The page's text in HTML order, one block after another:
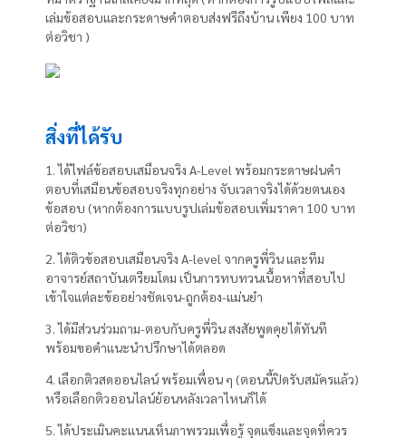
เล่มข้อสอบและกระดาษคำตอบส่งฟรีถึงบ้าน เพียง 100 บาท
ต่อวิชา )
สิ่งที่ได้รับ
1. ได้ไฟล์ข้อสอบเสมือนจริง A-Level พร้อมกระดาษฝนคำ
ตอบที่เสมือนข้อสอบจริงทุกอย่าง จับเวลาจริงได้ด้วยตนเอง
ข้อสอบ (หากต้องการแบบรูปเล่มข้อสอบเพิ่มราคา 100 บาท
ต่อวิชา)
2. ได้ติวข้อสอบเสมือนจริง A-level จากครูพี่วิน และทีม
อาจารย์สถาบันเตรียมโดม เป็นการทบทวนเนื้อหาที่สอบไป
เข้าใจแต่ละข้ออย่างชัดเจน-ถูกต้อง-แม่นยำ
3. ได้มีส่วนร่วมถาม-ตอบกับครูพี่วิน สงสัยพูดคุยได้ทันที
พร้อมขอคำแนะนำปรึกษาได้ตลอด
4. เลือกติวสดออนไลน์ พร้อมเพื่อน ๆ (ตอนนี้ปิดรับสมัครแล้ว)
หรือเลือกติวออนไลน์ย้อนหลังเวลาไหนก็ได้
5. ได้ประเมินคะแนนเห็นภาพรวมเพื่อรู้ จุดแข็งและจุดที่ควร